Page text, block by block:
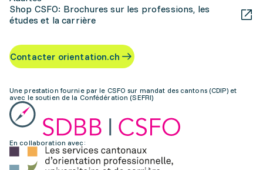
Shop CSFO: Brochures sur les professions, les
études et la carrière
Contacter orientation.ch
Une prestation fournie par le CSFO sur mandat des cantons (CDIP) et
avec le soutien de la Confédération (SEFRI)
En collaboration avec: